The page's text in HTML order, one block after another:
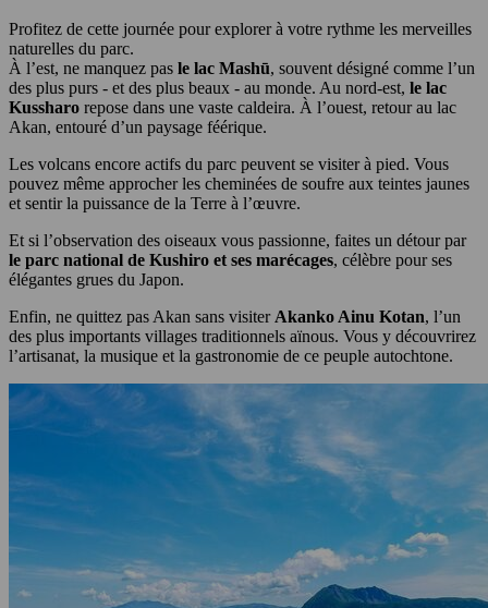
Profitez de cette journée pour explorer à votre rythme les merveilles
naturelles du parc.
À l’est, ne manquez pas le lac Mashū, souvent désigné comme l’un
des plus purs - et des plus beaux - au monde. Au nord-est, le lac
Kussharo repose dans une vaste caldeira. À l’ouest, retour au lac
Akan, entouré d’un paysage féérique.
Les volcans encore actifs du parc peuvent se visiter à pied. Vous
pouvez même approcher les cheminées de soufre aux teintes jaunes
et sentir la puissance de la Terre à l’œuvre.
Et si l’observation des oiseaux vous passionne, faites un détour par
le parc national de Kushiro et ses marécages, célèbre pour ses
élégantes grues du Japon.
Enfin, ne quittez pas Akan sans visiter Akanko Ainu Kotan, l’un
des plus importants villages traditionnels aïnous. Vous y découvrirez
l’artisanat, la musique et la gastronomie de ce peuple autochtone.